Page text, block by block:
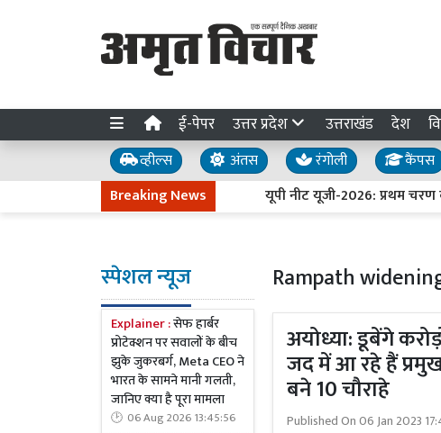
ई-पेपर उत्तर प्रदेश उत्तराखंड देश
व्हील्स अंतस रंगोली कैंपस
Breaking News
यूपी नीट यूजी-2026: प्रथम चरण की
स्पेशल न्यूज
Explainer :सेफ हार्बर
प्रोटेक्शन पर सवालों के बीच
झुके जुकरबर्ग, Meta CEO ने
भारत के सामने मानी गलती,
जानिए क्या है पूरा मामला
06 Aug 2026 13:45:56
Rampath
अयोध्या: डूबेंगे
जद में आ रहे हैं
बने 10 चौराहे
Published On06 Jan 2023